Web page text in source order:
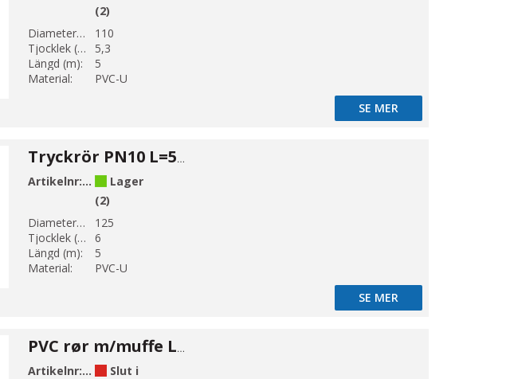
(2)
Diameter 1 (mm):
110
Tjocklek (mm):
5,3
Längd (m):
5
Material:
PVC-U
SE MER
Tryckrör PN10 L=5m Ø125
Artikelnr:AP1-125-1
Lager
(2)
Diameter 1 (mm):
125
Tjocklek (mm):
6
Längd (m):
5
Material:
PVC-U
SE MER
PVC rør m/muffe L=5m PN10 Ø140
Artikelnr:AP1-140-1
Slut i